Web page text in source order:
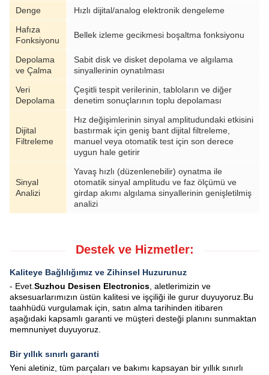
Denge
Hızlı dijital/analog elektronik dengeleme
Hafıza
Fonksiyonu
Bellek izleme gecikmesi boşaltma fonksiyonu
Depolama
ve Çalma
Sabit disk ve disket depolama ve algılama
sinyallerinin oynatılması
Veri
Depolama
Çeşitli tespit verilerinin, tabloların ve diğer
denetim sonuçlarının toplu depolaması
Dijital
Filtreleme
Hız değişimlerinin sinyal amplitudundaki etkisini
bastırmak için geniş bant dijital filtreleme,
manuel veya otomatik test için son derece
uygun hale getirir
Sinyal
Analizi
Yavaş hızlı (düzenlenebilir) oynatma ile
otomatik sinyal amplitudu ve faz ölçümü ve
girdap akımı algılama sinyallerinin genişletilmiş
analizi
Destek ve Hizmetler:
Kaliteye Bağlılığımız ve Zihinsel Huzurunuz
- Evet. Suzhou Desisen Electronics , aletlerimizin ve
aksesuarlarımızın üstün kalitesi ve işçiliği ile gurur duyuyoruz.Bu
taahhüdü vurgulamak için, satın alma tarihinden itibaren
aşağıdaki kapsamlı garanti ve müşteri desteği planını sunmaktan
memnuniyet duyuyoruz.
Bir yıllık sınırlı garanti
Yeni aletiniz, tüm parçaları ve bakımı kapsayan bir yıllık sınırlı